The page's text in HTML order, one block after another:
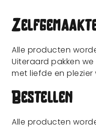
Alle producten
Uiteraard pakken
met liefde en plezier
Bestellen
Alle producten